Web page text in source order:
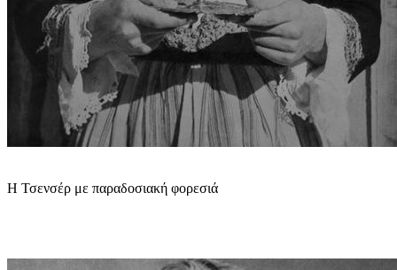
Η Τσενσέρ με παραδοσιακή φορεσιά